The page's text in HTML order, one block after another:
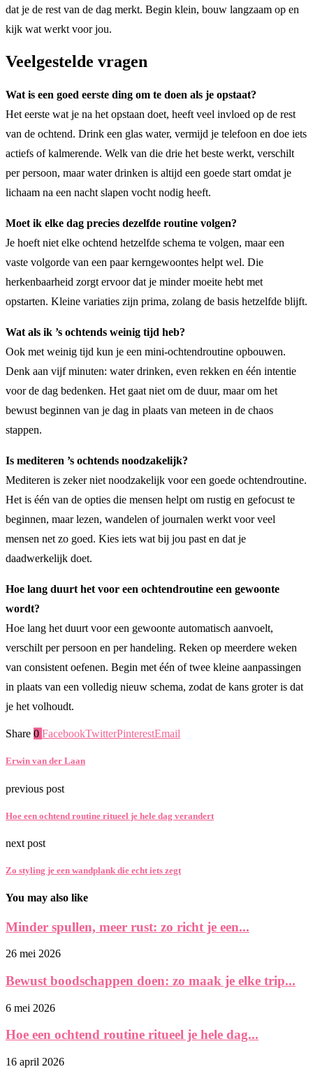
dat je de rest van de dag merkt. Begin klein, bouw langzaam op en
kijk wat werkt voor jou.
Veelgestelde vragen
Wat is een goed eerste ding om te doen als je opstaat?
Het eerste wat je na het opstaan doet, heeft veel invloed op de rest
van de ochtend. Drink een glas water, vermijd je telefoon en doe iets
actiefs of kalmerende. Welk van die drie het beste werkt, verschilt
per persoon, maar water drinken is altijd een goede start omdat je
lichaam na een nacht slapen vocht nodig heeft.
Moet ik elke dag precies dezelfde routine volgen?
Je hoeft niet elke ochtend hetzelfde schema te volgen, maar een
vaste volgorde van een paar kerngewoontes helpt wel. Die
herkenbaarheid zorgt ervoor dat je minder moeite hebt met
opstarten. Kleine variaties zijn prima, zolang de basis hetzelfde blijft.
Wat als ik ’s ochtends weinig tijd heb?
Ook met weinig tijd kun je een mini-ochtendroutine opbouwen.
Denk aan vijf minuten: water drinken, even rekken en één intentie
voor de dag bedenken. Het gaat niet om de duur, maar om het
bewust beginnen van je dag in plaats van meteen in de chaos
stappen.
Is mediteren ’s ochtends noodzakelijk?
Mediteren is zeker niet noodzakelijk voor een goede ochtendroutine.
Het is één van de opties die mensen helpt om rustig en gefocust te
beginnen, maar lezen, wandelen of journalen werkt voor veel
mensen net zo goed. Kies iets wat bij jou past en dat je
daadwerkelijk doet.
Hoe lang duurt het voor een ochtendroutine een gewoonte
wordt?
Hoe lang het duurt voor een gewoonte automatisch aanvoelt,
verschilt per persoon en per handeling. Reken op meerdere weken
van consistent oefenen. Begin met één of twee kleine aanpassingen
in plaats van een volledig nieuw schema, zodat de kans groter is dat
je het volhoudt.
Share 0 FacebookTwitterPinterestEmail
Erwin van der Laan
previous post
Hoe een ochtend routine ritueel je hele dag verandert
next post
Zo styling je een wandplank die echt iets zegt
You may also like
Minder spullen, meer rust: zo richt je een...
26 mei 2026
Bewust boodschappen doen: zo maak je elke trip...
6 mei 2026
Hoe een ochtend routine ritueel je hele dag...
16 april 2026